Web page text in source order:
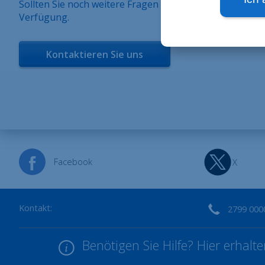
Sollten Sie noch weitere Fragen haben, steht Ihnen
Verfügung.
Kontaktieren Sie uns
Facebook X
Kontakt: 2799
Benötigen Sie Hilfe? Hier